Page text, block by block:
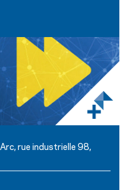
rue industrielle 98,